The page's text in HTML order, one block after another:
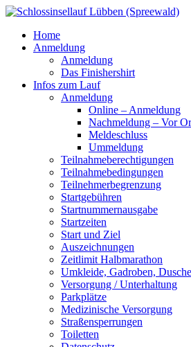
Home
Anmeldung
Anmeldung
Das Finishershirt
Infos zum Lauf
Anmeldung
Online – Anmeldung
Nachmeldung – Vor
Meldeschluss
Ummeldung
Teilnahmeberechtigungen
Teilnahmebedingungen
Teilnehmerbegrenzung
Startgebühren
Startnummernausgabe
Startzeiten
Start und Ziel
Auszeichnungen
Zeitlimit Halbmarathon
Umkleide, Gadroben,
Versorgung / Unterhaltung
Parkplätze
Medizinische Versorgung
Straßensperrungen
Toiletten